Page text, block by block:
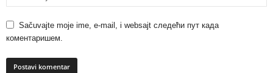
Sačuvajte moje ime, e-mail, i websajt следећи пут када
коментаришем.